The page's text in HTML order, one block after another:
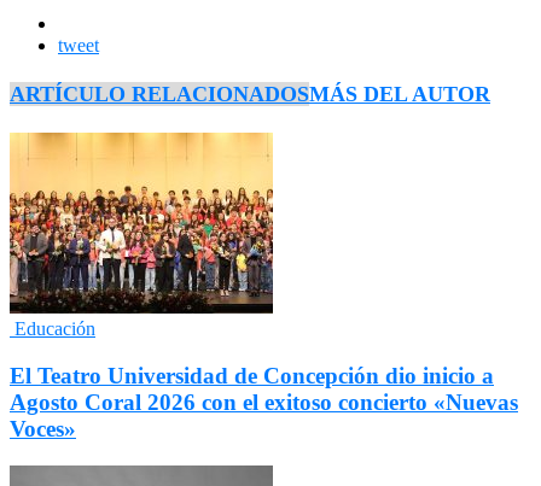
tweet
ARTÍCULO RELACIONADOSMÁS DEL AUTOR
Educación
El Teatro Universidad de Concepción dio inicio a
Agosto Coral 2026 con el exitoso concierto «Nuevas
Voces»